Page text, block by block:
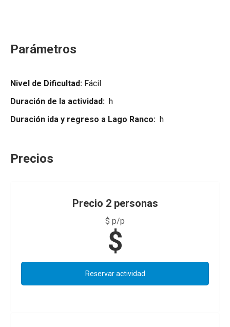
Parámetros
Nivel de Dificultad: Fácil
Duración de la actividad: h
Duración ida y regreso a Lago Ranco: h
Precios
Precio 2 personas
$ p/p
$
Reservar actividad